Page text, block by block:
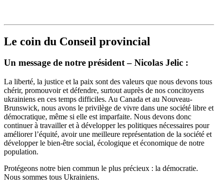
Le coin du Conseil provincial
Un message de notre président – Nicolas Jelic :
La liberté, la justice et la paix sont des valeurs que nous devons tous
chérir, promouvoir et défendre, surtout auprès de nos concitoyens
ukrainiens en ces temps difficiles. Au Canada et au Nouveau-
Brunswick, nous avons le privilège de vivre dans une société libre et
démocratique, même si elle est imparfaite. Nous devons donc
continuer à travailler et à développer les politiques nécessaires pour
améliorer l’équité, avoir une meilleure représentation de la société et
développer le bien-être social, écologique et économique de notre
population.
Protégeons notre bien commun le plus précieux : la démocratie.
Nous sommes tous Ukrainiens.